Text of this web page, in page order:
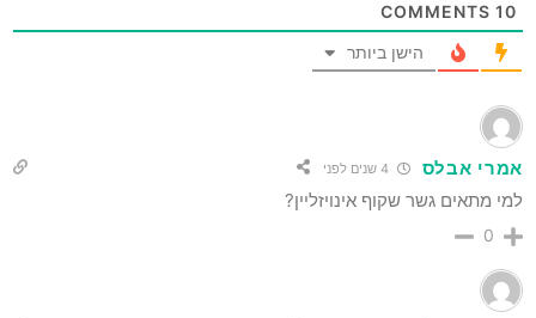
10
הישן ביותר
אמרי אבלס
למי מתאים גשר שקוף אינויזליין?
0